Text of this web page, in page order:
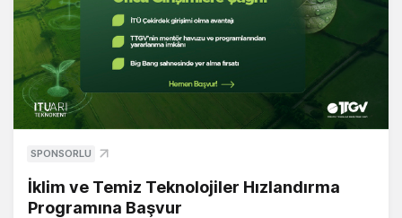
SPONSORLU
İklim ve Temiz Teknolojiler Hızlandırma
Programına Başvur